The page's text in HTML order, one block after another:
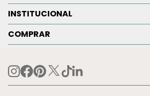
INSTITUCIONAL
COMPRAR